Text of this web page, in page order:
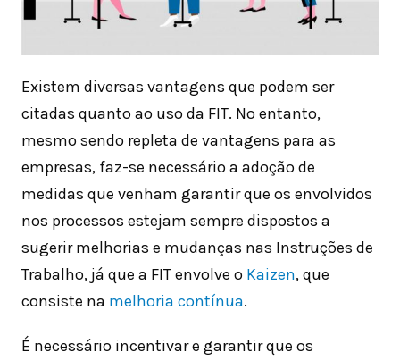
Existem diversas vantagens que podem ser
citadas quanto ao uso da FIT. No entanto,
mesmo sendo repleta de vantagens para as
empresas, faz-se necessário a adoção de
medidas que venham garantir que os envolvidos
nos processos estejam sempre dispostos a
sugerir melhorias e mudanças nas Instruções de
Trabalho, já que a FIT envolve o Kaizen, que
consiste na melhoria contínua.
É necessário incentivar e garantir que os